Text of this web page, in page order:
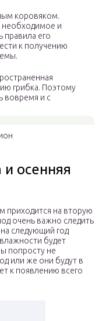
коровяком.
необходимое и
правила его
к получению
грибка. Поэтому
вовремя и с
осенняя
приходится на вторую
очень важно следить
следующий год
будет
попросту не
или же они будут в
к появлению всего